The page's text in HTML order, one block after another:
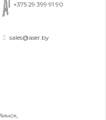
+375 29 399 91 90
sales@aser.by